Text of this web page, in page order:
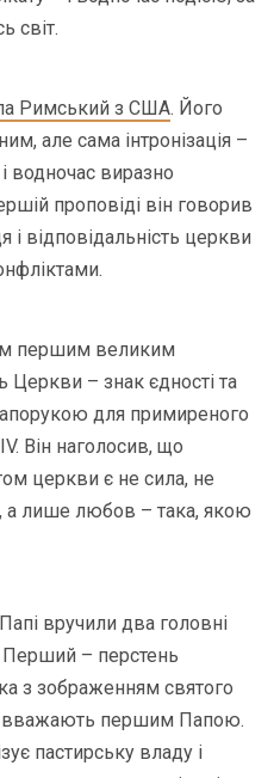
світ.
Римський з США. Його
але сама інтронізація –
водночас виразно
проповіді він говорив
і відповідальність церкви
першим великим
Церкви – знак єдності та
для примиреного
Він наголосив, що
церкви є не сила, не
а лише любов – така, якою
вручили два головні
Перший – перстень
з зображенням святого
вважають першим Папою.
пастирську владу і